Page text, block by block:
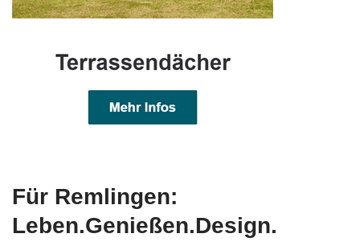
Für Remlingen:
Leben.Genießen.Design.